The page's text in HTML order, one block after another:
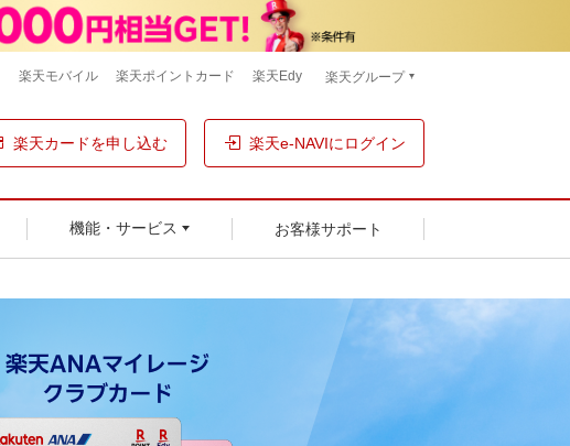
楽天モバイル 楽天ポイントカード 楽天Edy 楽天グループ
楽天カードを申し込む 楽天e-NAVIにログイン
機能・サービス お客様サポート